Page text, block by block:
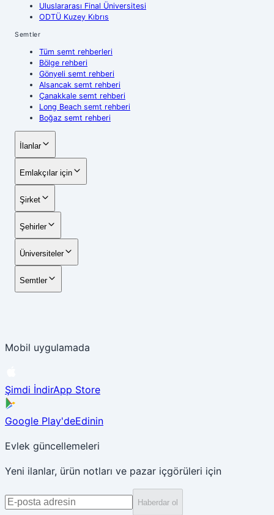
Uluslararası Final Üniversitesi
ODTÜ Kuzey Kıbrıs
Semtler
Tüm semt rehberleri
Bölge rehberi
Gönyeli semt rehberi
Alsancak semt rehberi
Çanakkale semt rehberi
Long Beach semt rehberi
Boğaz semt rehberi
İlanlar
Emlakçılar için
Şirket
Şehirler
Üniversiteler
Semtler
Mobil uygulamada
Şimdi İndirApp Store
Google Play'deEdinin
Evlek güncellemeleri
Yeni ilanlar, ürün notları ve pazar içgörüleri için
Haberdar ol